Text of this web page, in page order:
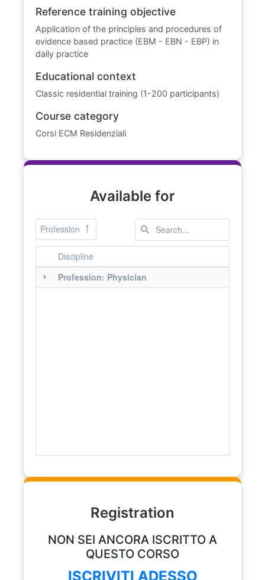
Reference training objective
Application of the principles and procedures of
evidence based practice (EBM - EBN - EBP) in
daily practice
Educational context
Classic residential training (1-200 participants)
Course category
Corsi ECM Residenziali
Available for
Profession
Discipline
Profession: Physician
Registration
NON SEI ANCORA ISCRITTO A
QUESTO CORSO
ISCRIVITI ADESSO